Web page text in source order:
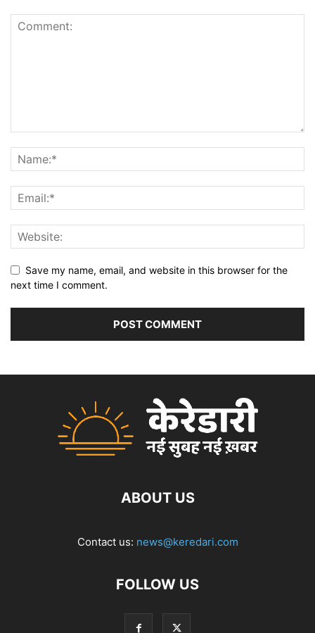
Save my name, email, and website in this browser for the
next time I comment.
ABOUT US
Contact us: news@keredari.com
FOLLOW US